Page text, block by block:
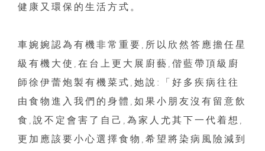
健康又環保的生活方式。
車婉婉認為有機非常重要,所以欣然答應擔任星
級有機大使,在台上更大展廚藝,偕藍帶頂級廚
師徐伊蕾炮製有機菜式,她說:「好多疾病往往
由食物進入我們的身體,如果小朋友沒有留意飲
食,說不定會害了自己,為家人尤其下一代着想,
更加應該要小心選擇食物,希望將染病風險減到